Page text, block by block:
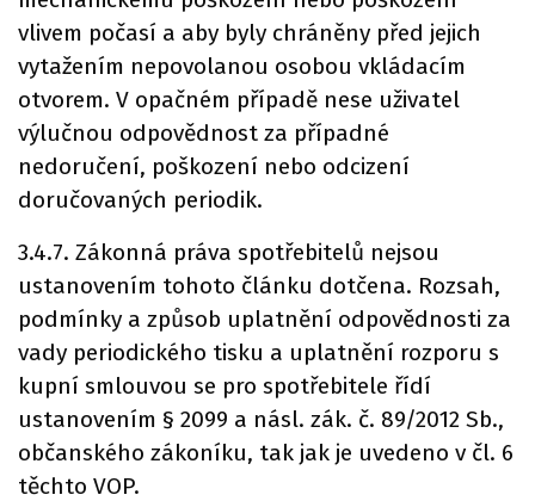
vlivem počasí a aby byly chráněny před jejich
vytažením nepovolanou osobou vkládacím
otvorem. V opačném případě nese uživatel
výlučnou odpovědnost za případné
nedoručení, poškození nebo odcizení
doručovaných periodik.
3.4.7. Zákonná práva spotřebitelů nejsou
ustanovením tohoto článku dotčena. Rozsah,
podmínky a způsob uplatnění odpovědnosti za
vady periodického tisku a uplatnění rozporu s
kupní smlouvou se pro spotřebitele řídí
ustanovením § 2099 a násl. zák. č. 89/2012 Sb.,
občanského zákoníku, tak jak je uvedeno v čl. 6
těchto VOP.